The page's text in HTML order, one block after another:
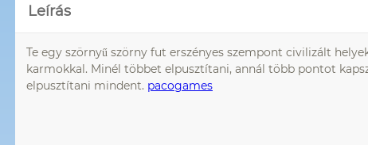
Leírás
Te egy szörnyű szörny fut erszényes szempont civilizált
karmokkal. Minél többet elpusztítani, annál több pontot
elpusztítani mindent. pacogames